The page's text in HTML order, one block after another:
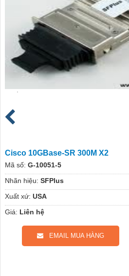
Cisco 10GBase-SR 300M X2
Mã số: G-10051-5
Nhãn hiệu: SFPlus
Xuất xứ: USA
Giá: Liên hệ
EMAIL MUA HÀNG